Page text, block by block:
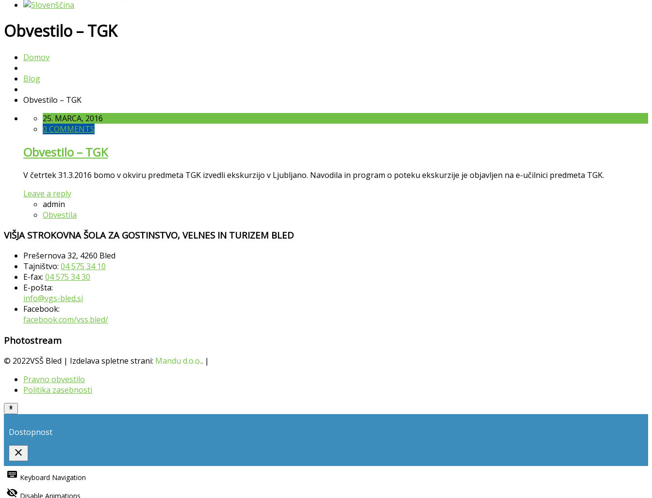
Obvestilo – TGK
Domov
Blog
Obvestilo – TGK
25. MARCA, 2016
0 COMMENTS
Obvestilo – TGK
V četrtek 31.3.2016 bomo v okviru predmeta TGK izvedli ekskurzijo v Ljubljano. Navodila in program o poteku ekskurzije je objavljen na e-učilnici predmeta TGK.
Leave a reply
admin
Obvestila
VIŠJA STROKOVNA ŠOLA ZA GOSTINSTVO, VELNES IN TURIZEM BLED
Prešernova 32, 4260 Bled
Tajništvo: 04 575 34 10
E-fax: 04 575 34 30
E-pošta:
info@vgs-bled.si
Facebook:
facebook.com/vss.bled/
Photostream
© 2022VSŠ Bled | Izdelava spletne strani: Mandu d.o.o.. |
Pravno obvestilo
Politika zasebnosti
Dostopnost
close
Toggle
visibility
keyboard Keyboard Navigation
visibility_off Disable Animations